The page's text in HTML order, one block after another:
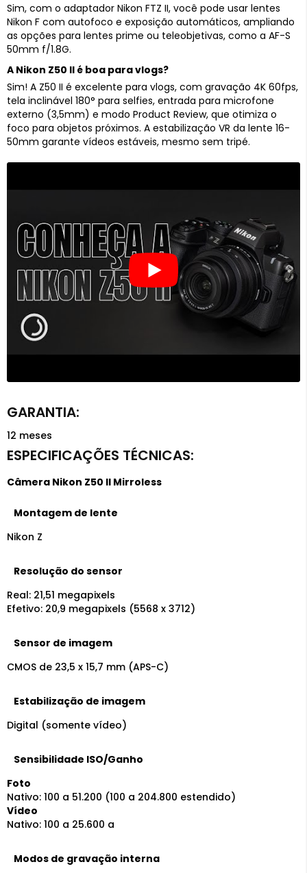
12 meses
Câmera Nikon Z50 II Mirroless
Montagem de lente
Nikon Z
Resolução do sensor
Real: 21,51 megapixels
Efetivo: 20,9 megapixels (5568 x 3712)
Sensor de imagem
CMOS de 23,5 x 15,7 mm (APS-C)
Estabilização de imagem
Digital (somente vídeo)
Sensibilidade ISO/Ganho
Foto
Nativo: 100 a 51.200 (100 a 204.800 estendido)
Vídeo
Nativo: 100 a 25.600 a
Modos de gravação interna
Sim, com o adaptador Nikon FTZ II, você pode usar lentes
Nikon F com autofoco e exposição automáticos, ampliando
as opções para lentes prime ou teleobjetivas, como a AF-S
50mm f/1.8G.
A Nikon Z50 II é boa para vlogs?
Sim! A Z50 II é excelente para vlogs, com gravação 4K 60fps,
tela inclinável 180° para selfies, entrada para microfone
externo (3,5mm) e modo Product Review, que otimiza o
foco para objetos próximos. A estabilização VR da lente 16-
50mm garante vídeos estáveis, mesmo sem tripé.